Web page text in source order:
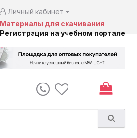
Личный кабинет
Материалы для скачивания
Регистрация на учебном портале